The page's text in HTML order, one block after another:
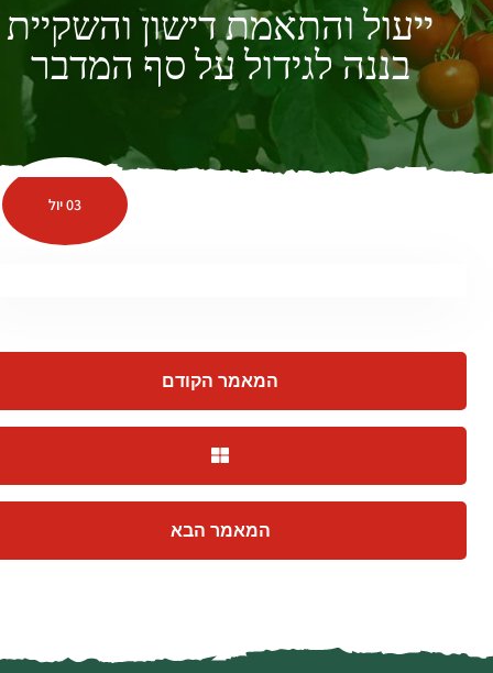
ייעול והתאמת דישון והשקיית
בננה לגידול על סף המדבר
03 יול
המאמר הקודם
המאמר הבא